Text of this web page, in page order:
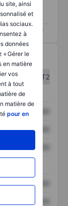
site, ainsi
et
sociaux.
à
données
« Gérer le
en matière
vos
à tout
de
matière de
pour en
T2
XXXXXXX
XXXXXXX
XXXXXXX
XXXXXXX
XXXXXXX